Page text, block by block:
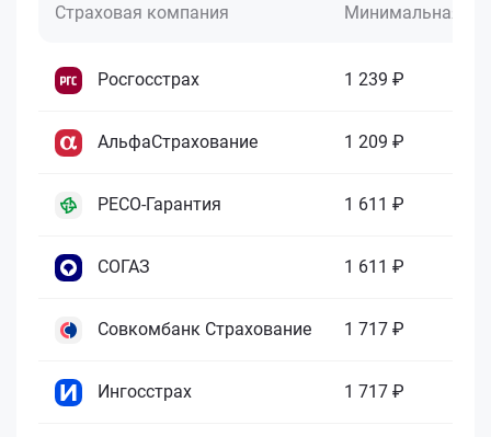
Страховая компания Минимальная
Росгосстрах 1 239 ₽
АльфаСтрахование 1 209 ₽
РЕСО-Гарантия 1 611 ₽
СОГАЗ 1 611 ₽
Совкомбанк Страхование 1 717 ₽
Ингосстрах 1 717 ₽